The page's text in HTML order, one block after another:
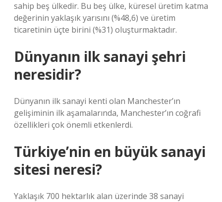
sahip beş ülkedir. Bu beş ülke, küresel üretim katma
değerinin yaklaşık yarısını (%48,6) ve üretim
ticaretinin üçte birini (%31) oluşturmaktadır.
Dünyanın ilk sanayi şehri
neresidir?
Dünyanın ilk sanayi kenti olan Manchester’ın
gelişiminin ilk aşamalarında, Manchester’ın coğrafi
özellikleri çok önemli etkenlerdi.
Türkiye’nin en büyük sanayi
sitesi neresi?
Yaklaşık 700 hektarlık alan üzerinde 38 sanayi